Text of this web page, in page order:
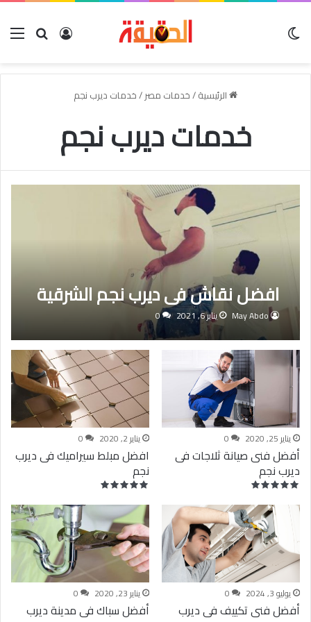
بحث عنتسجيل
الرئيسية/خدمات مصر/خدمات ديرب نجم
خدمات ديرب نجم
افضل نقاش فى ديرب نجم الشرقية
May Abdo يناير 6, 2021 0
يناير 25, 2020 0
أفضل فنى صيانة ثلاجات فى
ديرب نجم
يناير 2, 2020 0
افضل مبلط سيراميك فى ديرب
نجم
يوليو 3, 2024 0
أفضل فنى تكييف فى ديرب
يناير 23, 2020 0
أفضل سباك فى مدينة ديرب